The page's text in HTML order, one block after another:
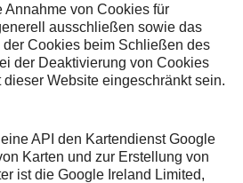
Annahme von Cookies für
ausschließen sowie das
Cookies beim Schließen des
der Deaktivierung von Cookies
Website eingeschränkt sein.
API den Kartendienst Google
Karten und zur Erstellung von
ist die Google Ireland Limited,